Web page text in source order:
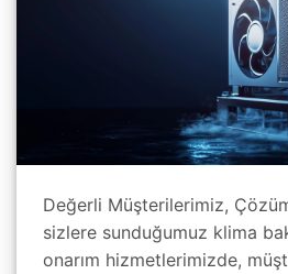
Değerli Müşterilerimiz,
sizlere sunduğumuz klima
onarım hizmetlerimizde,